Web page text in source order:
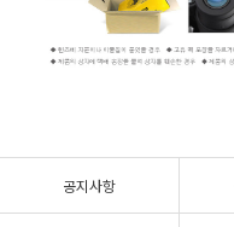
공지사항